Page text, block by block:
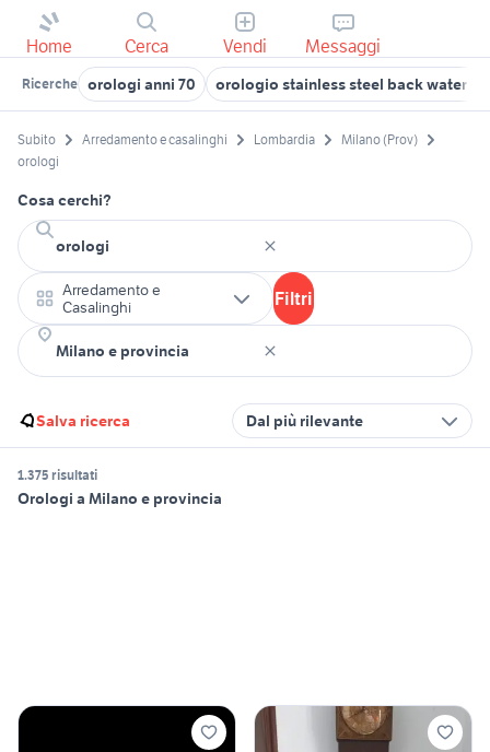
Home Cerca Vendi Messaggi
Ricerche orologi anni 70 orologio stainless steel back water
Subito Arredamento e casalinghi Lombardia
Milano (Prov)
orologi
Cosa cerchi?
Arredamento e
Casalinghi
Filtri
Salva ricerca Dal più rilevante
1.375 risultati
Orologi a Milano e provincia